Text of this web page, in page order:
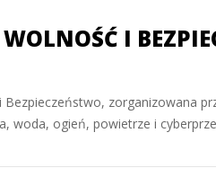
I
zorganizowana
woda, ogień, powietrze i